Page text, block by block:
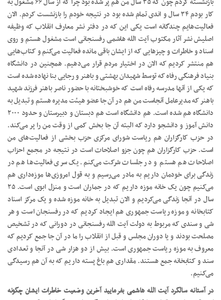
کار بودم ۳۴ سال و اندی تمام شده بود در نتیجه خودم را بازنشست کردم. الان
فعالیت‌هایم چندگانه است یکی این که در دفتر نشر معارف انقلاب که وظیفه
اصلیش نشر آثار مکتوب آیت الله هاشمی رفسنجانی است مشغول هستم و روی
اسناد و خاطرات و چیزهایی که از ایشان باقی مانده فعالیت می‌کنم و کتاب‌هایی
هم منتشر کردیم که الان در اختیار مردم قرار می‌دهیم. همچنین در دانشگاه
بنیاد فرهنگی رفاه که توسط شهیدان بهشتی و باهنر و رجایی بنا نهاده شده است
که یکی از آنها مدرسه رفاه است که خوشبختانه با حضور ناصر باهنر فرزند شهید
باهنر که مدیرعامل آنجاست من هم در آن جا عضو هیئت مدیره هستم و تبدیل به
دانشگاه هم شده است. هم دانشگاه است هم دبستان و دبیرستان و حدود ۲۰۰۰
دانش آموز و دانشجو دارد که البته آن جا بخش کمی از وقت من را پر می‌کند.
در حزب کارگزاران هم ریاست شورای مرکزی حزب بخشی از فعالیت‌های من
است. حزب کارگزاران هم چون جزو اصلاحات است در نتیجه در مجمع احزاب
اصلاحات هم هستم و در جلسات شرکت می‌کنم. یک سری فعالیت‌ها هم در
زندگی برای خودمان داریم به مادر می‌رسیم و به قول امروزی‌ها موزه‌داری هم
می‌کنیم چون یک خانه موزه داریم که در جماران است و منزل ابوی است. ۲۵
سال در آنجا زندگی می‌کردیم و الان تبدیل به خانه موزه شده و یک مرکز اسناد
کتابخانه و موزه ریاست جمهوری هم ایجاد کردیم که در رفسنجان است و هر
شی و سندی که مربوط به دولت آیت الله رفسنجانی در دورانی که در تشخیص
مصلحت بودند و یا دوران مجلس و قبل از انقلاب را ما در آن جا جمع کردیم که
معروف به موزه ریاست جمهوری است. بیش از دو هزار شی در آنجا و تعدادی
سند و کتابخانه جمع هستند. مقداری هم باغ پسته داریم که به آن هم رسیدگی
می‌کنیم.
در آستانه سالگرد آیت الله هاشمی بفرمایید آخرین وضعیت خاطرات ایشان چگونه